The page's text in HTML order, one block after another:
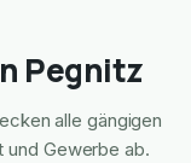
Pegnitz
alle gängigen
und Gewerbe ab.